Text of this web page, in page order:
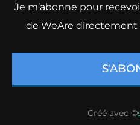
Je m’abonne pour
de WeAre directement
Créé avec ©